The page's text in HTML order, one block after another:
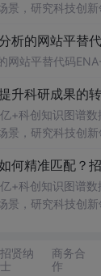
景，研究科技创
析的网站平替
网站平替代码
升科研成果的
+科创知识图谱
景，研究科技创
何精准匹配？
+科创知识图谱
景，研究科技创
招贤纳
士
商务合
作